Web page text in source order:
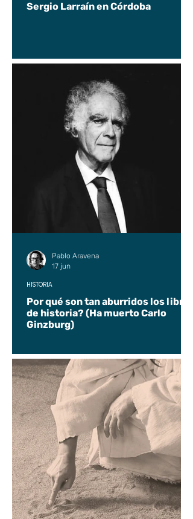
Sergio Larraín en Córdoba
Por qué son tan aburridos los libros
de historia? (Ha muerto Carlo
Ginzburg)
HISTORIA
Pablo Aravena
17 jun